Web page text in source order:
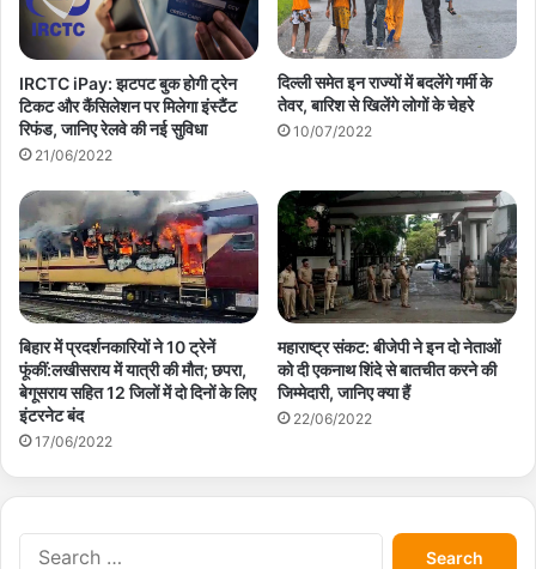
IRCTC iPay: झटपट बुक होगी ट्रेन
टिकट और कैंसिलेशन पर मिलेगा इंस्टैंट
रिफंड, जानिए रेलवे की नई सुविधा
21/06/2022
दिल्ली समेत इन राज्यों में बदलेंगे गर्मी के
तेवर, बारिश से खिलेंगे लोगों के चेहरे
10/07/2022
बिहार में प्रदर्शनकारियों ने 10 ट्रेनें
फूंकीं:लखीसराय में यात्री की मौत; छपरा,
बेगूसराय सहित 12 जिलों में दो दिनों के लिए
इंटरनेट बंद
17/06/2022
महाराष्ट्र संकट: बीजेपी ने इन दो नेताओं
को दी एकनाथ शिंदे से बातचीत करने की
जिम्मेदारी, जानिए क्या हैं
22/06/2022
S